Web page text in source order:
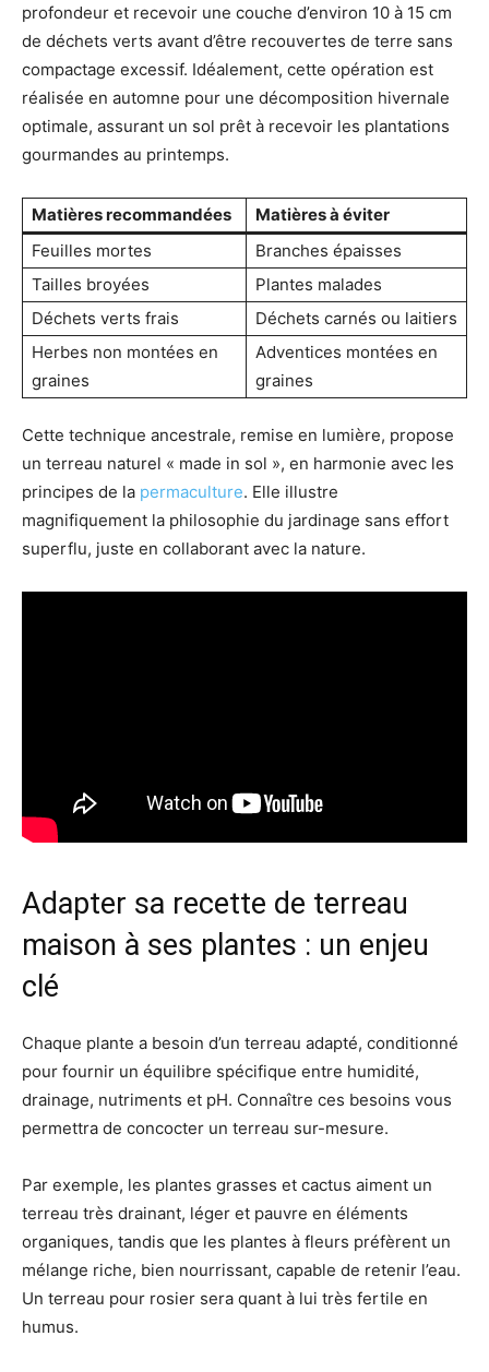
profondeur et recevoir une couche d’environ 10 à 15 cm
de déchets verts avant d’être recouvertes de terre sans
compactage excessif. Idéalement, cette opération est
réalisée en automne pour une décomposition hivernale
optimale, assurant un sol prêt à recevoir les plantations
gourmandes au printemps.
Matières recommandées
Matières à éviter
Feuilles mortes
Branches épaisses
Tailles broyées
Plantes malades
Déchets verts frais
Déchets carnés ou laitiers
Herbes non montées en
graines
Adventices montées en
graines
Cette technique ancestrale, remise en lumière, propose
un terreau naturel « made in sol », en harmonie avec les
principes de la permaculture. Elle illustre
magnifiquement la philosophie du jardinage sans effort
superflu, juste en collaborant avec la nature.
Adapter sa recette de terreau
maison à ses plantes : un enjeu
clé
Chaque plante a besoin d’un terreau adapté, conditionné
pour fournir un équilibre spécifique entre humidité,
drainage, nutriments et pH. Connaître ces besoins vous
permettra de concocter un terreau sur-mesure.
Par exemple, les plantes grasses et cactus aiment un
terreau très drainant, léger et pauvre en éléments
organiques, tandis que les plantes à fleurs préfèrent un
mélange riche, bien nourrissant, capable de retenir l’eau.
Un terreau pour rosier sera quant à lui très fertile en
humus.